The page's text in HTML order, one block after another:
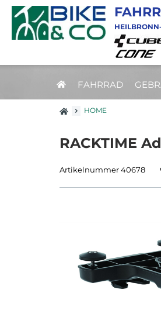
FAHRRAD
HOME
RACKTIME
Artikelnummer 40678